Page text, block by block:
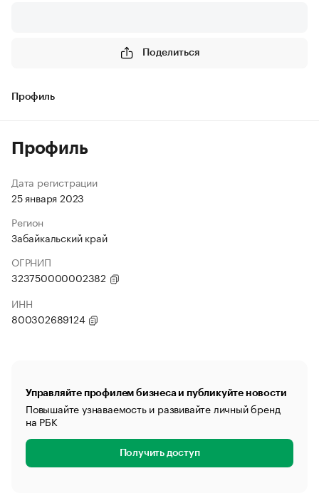
Поделиться
Профиль
Профиль
Дата регистрации
25 января 2023
Регион
Забайкальский край
ОГРНИП
323750000002382
ИНН
800302689124
Управляйте профилем бизнеса и публикуйте новости
Повышайте узнаваемость и развивайте личный бренд
на РБК
Получить доступ